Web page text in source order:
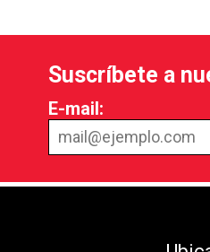
Suscríbete a
E-mail: